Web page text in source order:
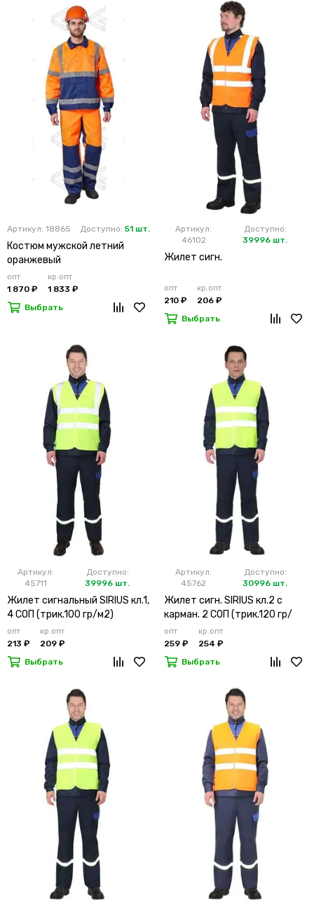
Артикул: 18865 Доступно: 51 шт.
Костюм мужской летний
оранжевый
опт
1 870 ₽
кр.опт
1 833 ₽
Выбрать
Артикул:
46102
Доступно:
39996 шт.
Жилет сигн.
опт
210 ₽
кр.опт
206 ₽
Выбрать
Артикул:
45711
Доступно:
39996 шт.
Жилет сигнальный SIRIUS кл.1,
4 СОП (трик.100 гр/м2)
лимонный
опт
213 ₽
кр.опт
209 ₽
Выбрать
Артикул:
45762
Доступно:
30996 шт.
Жилет сигн. SIRIUS кл.2 с
карман. 2 СОП (трик.120 гр/
м2)
опт
259 ₽
кр.опт
254 ₽
Выбрать